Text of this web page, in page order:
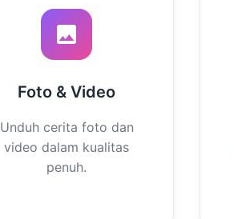
Foto & Video
Unduh cerita foto dan
video dalam kualitas
penuh.